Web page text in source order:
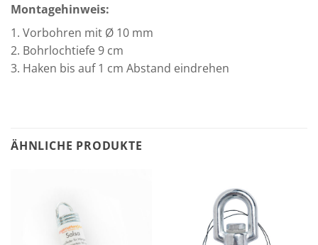
Montagehinweis:
1. Vorbohren mit Ø 10 mm
2. Bohrlochtiefe 9 cm
3. Haken bis auf 1 cm Abstand eindrehen
ÄHNLICHE PRODUKTE